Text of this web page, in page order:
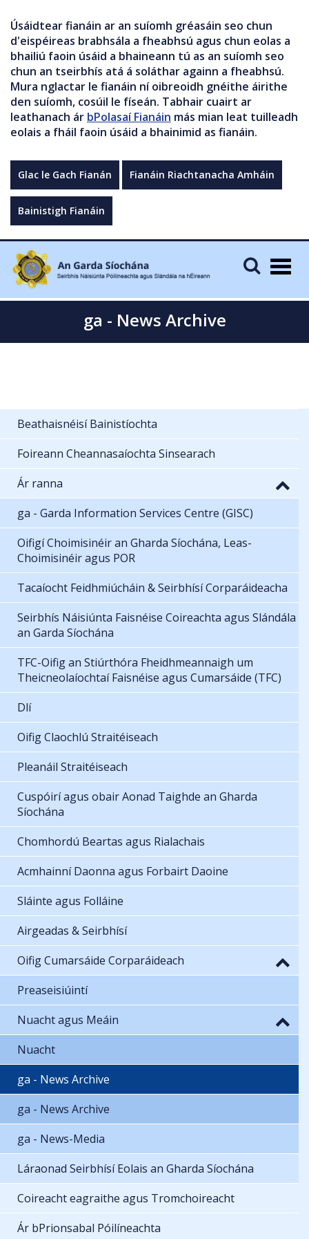
Úsáidtear fianáin ar an suíomh gréasáin seo chun
d'eispéireas brabhsála a fheabhsú agus chun eolas a
bhailiú faoin úsáid a bhaineann tú as an suíomh seo
chun an tseirbhís atá á soláthar againn a fheabhsú.
Mura nglactar le fianáin ní oibreoidh gnéithe áirithe
den suíomh, cosúil le físeán. Tabhair cuairt ar
leathanach ár bPolasaí Fianáin más mian leat tuilleadh
eolais a fháil faoin úsáid a bhainimid as fianáin.
Glac le Gach Fianán Fianáin Riachtanacha Amháin
Bainistigh Fianáin
ga - News Archive
Beathaisnéisí Bainistíochta
Foireann Cheannasaíochta Sinsearach
Ár ranna
ga - Garda Information Services Centre (GISC)
Oifigí Choimisinéir an Gharda Síochána, Leas-
Choimisinéir agus POR
Tacaíocht Feidhmiúcháin & Seirbhísí Corparáideacha
Seirbhís Náisiúnta Faisnéise Coireachta agus Slándála
an Garda Síochána
TFC-Oifig an Stiúrthóra Fheidhmeannaigh um
Theicneolaíochtaí Faisnéise agus Cumarsáide (TFC)
Dlí
Oifig Claochlú Straitéiseach
Pleanáil Straitéiseach
Cuspóirí agus obair Aonad Taighde an Gharda
Síochána
Chomhordú Beartas agus Rialachais
Acmhainní Daonna agus Forbairt Daoine
Sláinte agus Folláine
Airgeadas & Seirbhísí
Oifig Cumarsáide Corparáideach
Preaseisiúintí
Nuacht agus Meáin
Nuacht
ga - News Archive
ga - News Archive
ga - News-Media
Láraonad Seirbhísí Eolais an Gharda Síochána
Coireacht eagraithe agus Tromchoireacht
Ár bPrionsabal Póilíneachta